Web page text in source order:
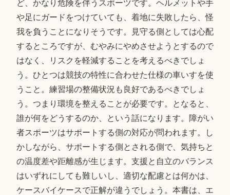
ど、かなり危険を伴うスポーツです。ヘルメットや手
や足にガードをつけていても、着地に失敗したら、怪
我を負うことになりそうです。見守る側としては心配
するところですが、むやみにやめさせようとするので
はなく、リスクを軽減することを考えるべきでしょ
う。ひとつは競技の特性に合わせた仕様の車いすを使
うこと。練習場の整備状況も良好であるべきでしょ
う。つまり環境を整えることが必要です。となると、
誰が何をどうするのか、という話になります。障がい
者スポーツはサポートする側の対応が問われます。し
かしながら、サポートする側とされる側で、気持ちと
の温度差や距離感が生じます。支援と自立のバランス
はいずれにしても難しいし、適切な配慮とは何かは、
ケースバイケースで正解が違うでしょう。本書は、エ